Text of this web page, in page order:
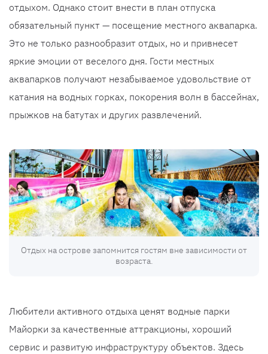
отдыхом. Однако стоит внести в план отпуска
обязательный пункт — посещение местного аквапарка.
Это не только разнообразит отдых, но и привнесет
яркие эмоции от веселого дня. Гости местных
аквапарков получают незабываемое удовольствие от
катания на водных горках, покорения волн в бассейнах,
прыжков на батутах и других развлечений.
Отдых на острове запомнится гостям вне зависимости от
возраста.
Любители активного отдыха ценят водные парки
Майорки за качественные аттракционы, хороший
сервис и развитую инфраструктуру объектов. Здесь